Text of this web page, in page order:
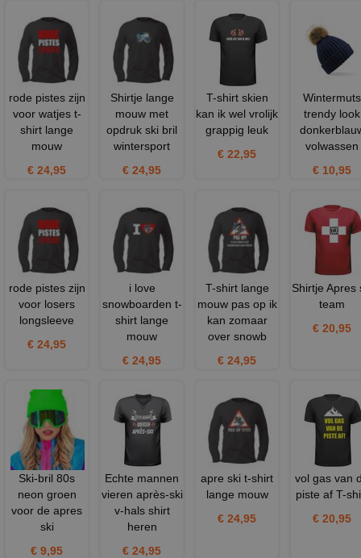
rode pistes zijn
voor watjes t-
shirt lange
mouw
€ 24,95
Shirtje lange
mouw met
opdruk ski bril
wintersport
€ 24,95
T-shirt skien
kan ik wel vrolijk
grappig leuk
€ 22,95
Wintermuts
trendy look
volwassen
€ 10,95
rode pistes zijn
voor losers
longsleeve
€ 24,95
i love
snowboarden t-
shirt lange
mouw
€ 24,95
T-shirt lange
mouw pas op ik
kan zomaar
over snowb
€ 24,95
Shirtje Apres
team
€ 20,95
Ski-bril 80s
neon groen
voor de apres
ski
€ 9,95
Echte mannen
vieren après-ski
v-hals shirt
heren
€ 24,95
apre ski t-shirt
lange mouw
€ 24,95
vol gas van
piste af T-
€ 20,95